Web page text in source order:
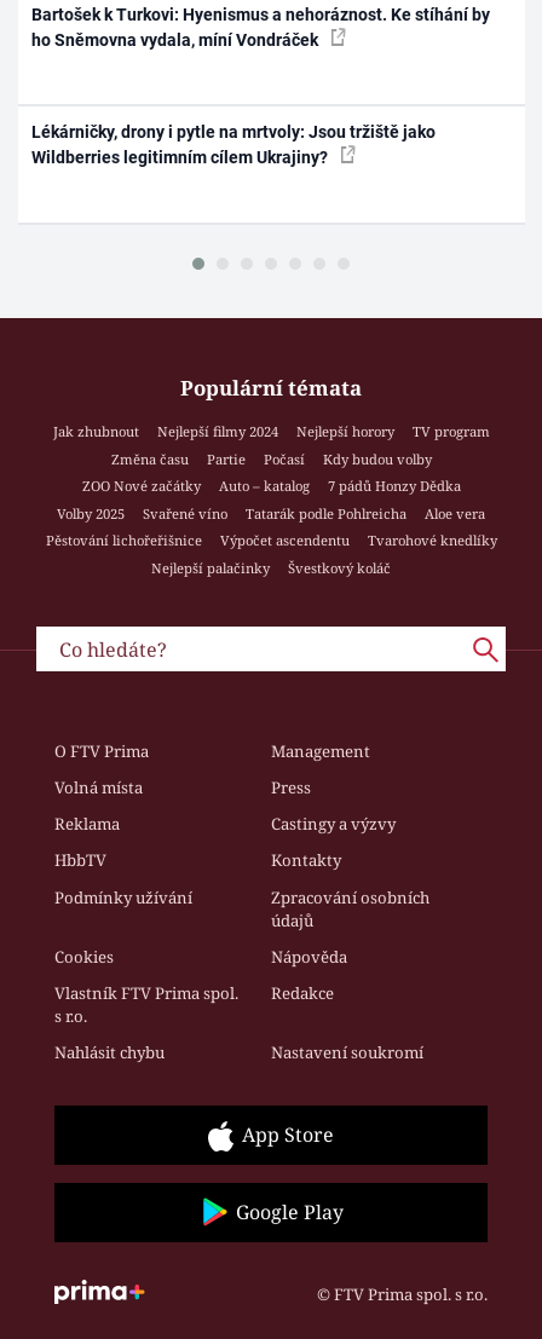
Bartošek k Turkovi: Hyenismus a nehoráznost. Ke stíhání by
ho Sněmovna vydala, míní Vondráček
Lékárničky, drony i pytle na mrtvoly: Jsou tržiště jako
Wildberries legitimním cílem Ukrajiny?
Populární témata
Jak zhubnout Nejlepší filmy 2024 Nejlepší horory
TV program
Změna času
Partie Počasí
Kdy budou volby
ZOO Nové začátky
Auto – katalog
7 pádů Honzy Dědka
Volby 2025
Svařené víno Tatarák podle Pohlreicha
Aloe vera
Pěstování lichořeřišnice
Výpočet ascendentu
Tvarohové knedlíky
Nejlepší palačinky
Švestkový koláč
O FTV Prima
Management
Volná místa
Press
Reklama
Castingy a výzvy
HbbTV
Kontakty
Podmínky užívání
Zpracování osobních
údajů
Cookies
Nápověda
Vlastník FTV Prima spol.
s r.o.
Redakce
Nahlásit chybu Nastavení soukromí
App Store
Google Play
© FTV Prima spol. s r.o.